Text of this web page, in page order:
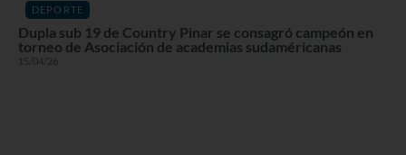
DEPORTE
Dupla sub 19 de Country Pinar se consagró campeón en
torneo de Asociación de academias sudaméricanas
15/04/26